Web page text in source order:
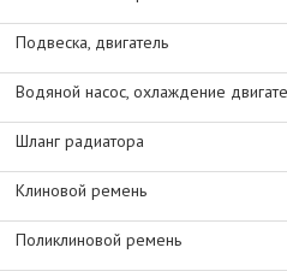
Подвеска, двигатель
Водяной насос, охлаждение
Шланг радиатора
Клиновой ремень
Поликлиновой ремень